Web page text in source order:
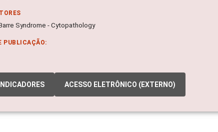
Syndrome - Cytopathology
PUBLICAÇÃO:
INDICADORES ACESSO ELETRÔNICO (EXTERNO)